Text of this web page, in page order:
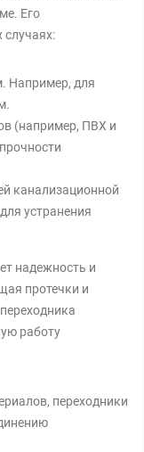
Его
Например, для
(например, ПВХ и
канализационной
устранения
надежность и
протечки и
работу
переходники